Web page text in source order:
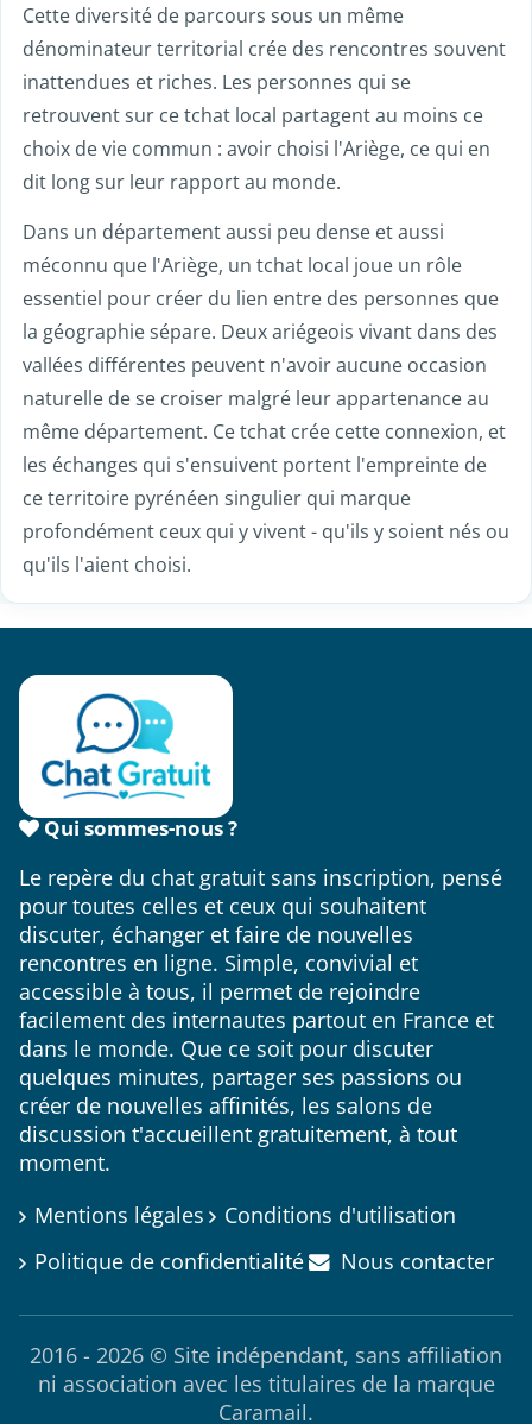
Cette diversité de parcours sous un même
dénominateur territorial crée des rencontres souvent
inattendues et riches. Les personnes qui se
retrouvent sur ce tchat local partagent au moins ce
choix de vie commun : avoir choisi l'Ariège, ce qui en
dit long sur leur rapport au monde.
Dans un département aussi peu dense et aussi
méconnu que l'Ariège, un tchat local joue un rôle
essentiel pour créer du lien entre des personnes que
la géographie sépare. Deux ariégeois vivant dans des
vallées différentes peuvent n'avoir aucune occasion
naturelle de se croiser malgré leur appartenance au
même département. Ce tchat crée cette connexion, et
les échanges qui s'ensuivent portent l'empreinte de
ce territoire pyrénéen singulier qui marque
profondément ceux qui y vivent - qu'ils y soient nés ou
qu'ils l'aient choisi.
Qui sommes-nous ?
Le repère du chat gratuit sans inscription, pensé
pour toutes celles et ceux qui souhaitent
discuter, échanger et faire de nouvelles
rencontres en ligne. Simple, convivial et
accessible à tous, il permet de rejoindre
facilement des internautes partout en France et
dans le monde. Que ce soit pour discuter
quelques minutes, partager ses passions ou
créer de nouvelles affinités, les salons de
discussion t'accueillent gratuitement, à tout
moment.
Mentions légales
Conditions d'utilisation
Politique de confidentialité
Nous contacter
2016 - 2026 © Site indépendant, sans affiliation
ni association avec les titulaires de la marque
Caramail.